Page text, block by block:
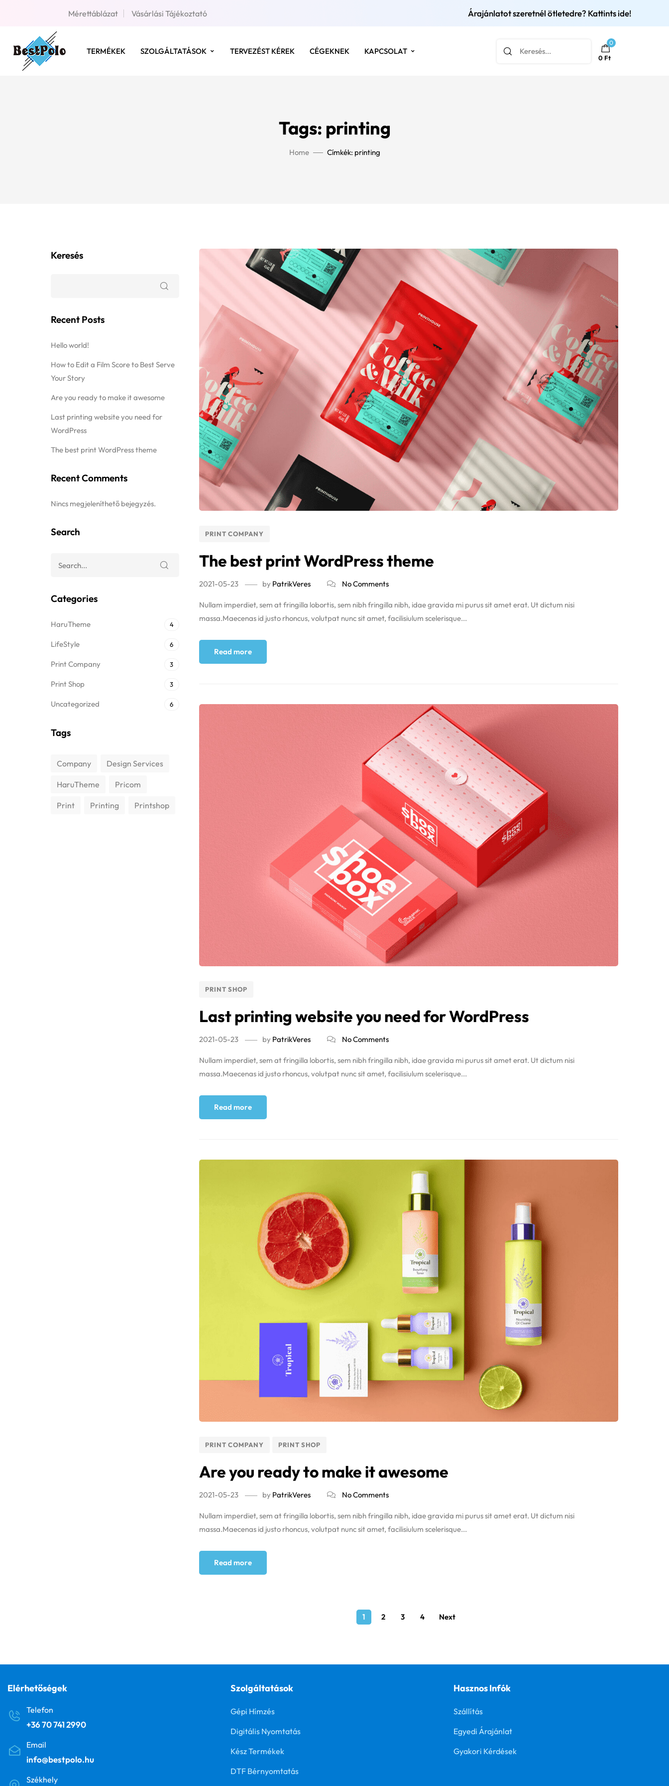
Mérettáblázat Vásárlási Tájékoztató Árajánlatot szeretnél ötletedre? Kattints ide!
TERMÉKEK SZOLGÁLTATÁSOK TERVEZÉST KÉREK CÉGEKNEK KAPCSOLAT
0
0 Ft
Tags: printing
Home Címkék: printing
PRINT COMPANY
The best print WordPress theme
2021-05-23 by PatrikVeres No Comments
Nullam imperdiet, sem at fringilla lobortis, sem nibh fringilla nibh, idae gravida mi purus sit amet erat. Ut dictum nisi
massa.Maecenas id justo rhoncus, volutpat nunc sit amet, facilisiulum scelerisque...
Read more
PRINT SHOP
Last printing website you need for WordPress
2021-05-23 by PatrikVeres No Comments
Nullam imperdiet, sem at fringilla lobortis, sem nibh fringilla nibh, idae gravida mi purus sit amet erat. Ut dictum nisi
massa.Maecenas id justo rhoncus, volutpat nunc sit amet, facilisiulum scelerisque...
Read more
PRINT COMPANY PRINT SHOP
Are you ready to make it awesome
2021-05-23 by PatrikVeres No Comments
Nullam imperdiet, sem at fringilla lobortis, sem nibh fringilla nibh, idae gravida mi purus sit amet erat. Ut dictum nisi
massa.Maecenas id justo rhoncus, volutpat nunc sit amet, facilisiulum scelerisque...
Read more
1 2 3 4 Next
Keresés
Recent Posts
Hello world!
How to Edit a Film Score to Best Serve
Your Story
Are you ready to make it awesome
Last printing website you need for
WordPress
The best print WordPress theme
Recent Comments
Nincs megjeleníthető bejegyzés.
Search
Categories
HaruTheme 4
LifeStyle 6
Print Company 3
Print Shop 3
Uncategorized 6
Tags
Company Design Services
HaruTheme Pricom
Print Printing Printshop
Elérhetőségek
Telefon
+36 70 741 2990
Email
info@bestpolo.hu
Székhely
Szolgáltatások
Gépi Hímzés
Digitális Nyomtatás
Kész Termékek
DTF Bérnyomtatás
Hasznos Infók
Szállítás
Egyedi Árajánlat
Gyakori Kérdések